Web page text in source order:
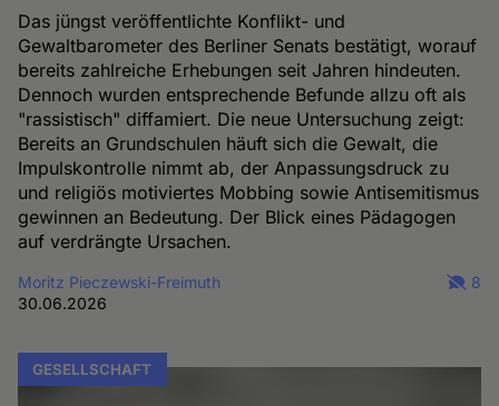
Das jüngst veröffentlichte Konflikt- und
Gewaltbarometer des Berliner Senats bestätigt, worauf
bereits zahlreiche Erhebungen seit Jahren hindeuten.
Dennoch wurden entsprechende Befunde allzu oft als
"rassistisch" diffamiert. Die neue Untersuchung zeigt:
Bereits an Grundschulen häuft sich die Gewalt, die
Impulskontrolle nimmt ab, der Anpassungsdruck zu
und religiös motiviertes Mobbing sowie Antisemitismus
gewinnen an Bedeutung. Der Blick eines Pädagogen
auf verdrängte Ursachen.
Moritz Pieczewski-Freimuth
30.06.2026
8
GESELLSCHAFT